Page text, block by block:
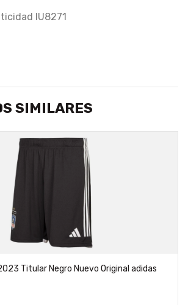
IU8271
SIMILARES
Titular Negro Nuevo Original adidas